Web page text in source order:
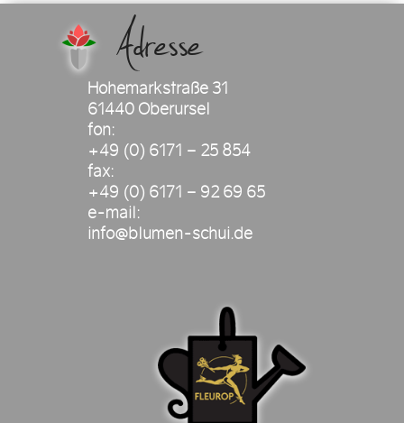
Adresse
Hohemarkstraße 31
61440 Oberursel
fon:
+49 (0) 6171 – 25 854
fax:
+49 (0) 6171 – 92 69 65
e-mail:
info@blumen-schui.de